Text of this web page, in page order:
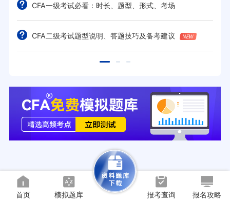
CFA一级考试必看：时长、题型、形式、考场
CFA二级考试题型说明、答题技巧及备考建议
首页 模拟题库 报考查询 报名攻略